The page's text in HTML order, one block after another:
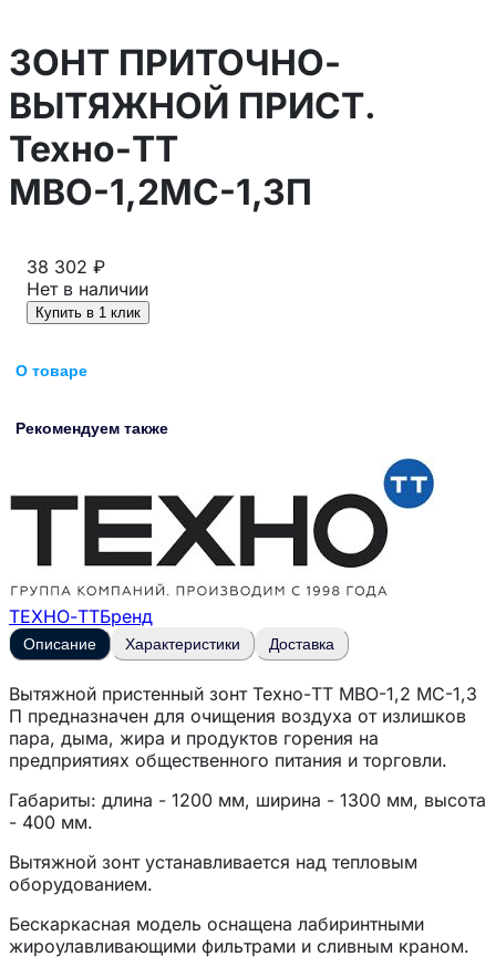
ЗОНТ ПРИТОЧНО-
ВЫТЯЖНОЙ ПРИСТ.
Техно-ТТ
МВО-1,2МС-1,3П
38 302 ₽
Нет в наличии
Купить в 1 клик
О товаре
Рекомендуем также
ТЕХНО-ТТБренд
Описание Характеристики Доставка
Вытяжной пристенный зонт Техно-ТТ МВО-1,2 МС-1,3
П предназначен для очищения воздуха от излишков
пара, дыма, жира и продуктов горения на
предприятиях общественного питания и торговли.
Габариты: длина - 1200 мм, ширина - 1300 мм, высота
- 400 мм.
Вытяжной зонт устанавливается над тепловым
оборудованием.
Бескаркасная модель оснащена лабиринтными
жироулавливающими фильтрами и сливным краном.